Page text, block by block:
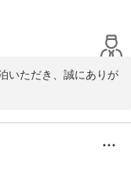
しようと思います。
いただき、誠にありが
ただいたこと、重ね
足いただけましたこ